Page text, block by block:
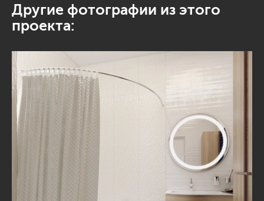
Другие фотографии из этого
проекта: